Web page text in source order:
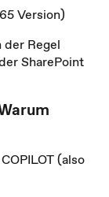
Version)
der Regel
SharePoint
(also